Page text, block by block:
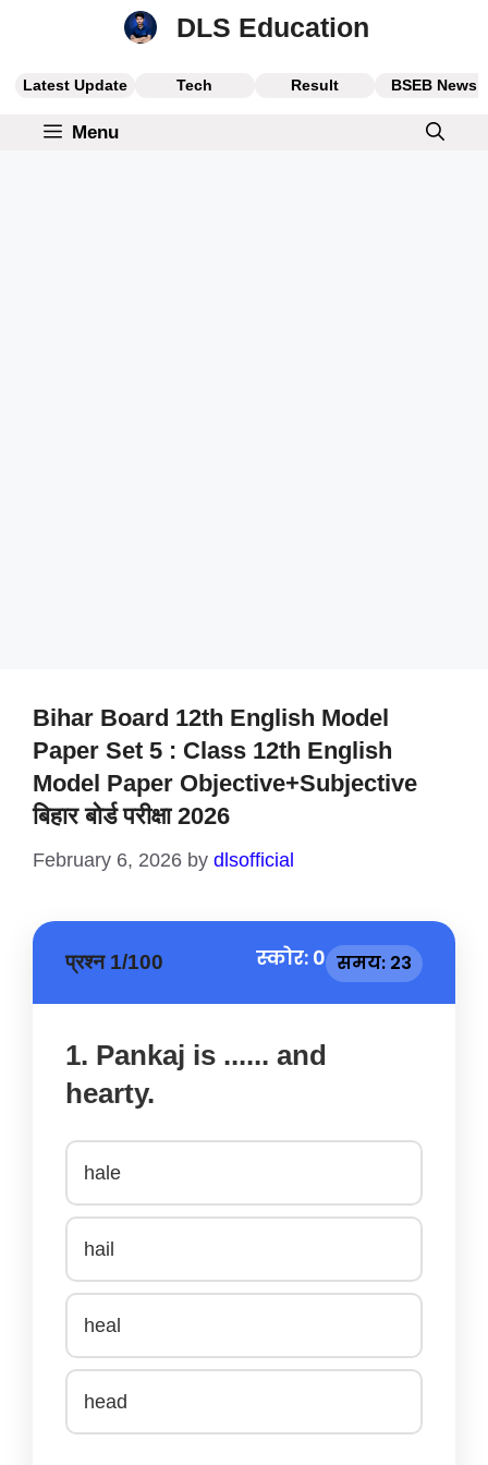
DLS Education
Latest Update Tech Result BSEB News
Menu
Bihar Board 12th English Model
Paper Set 5 : Class 12th English
Model Paper Objective+Subjective
बिहार बोर्ड परीक्षा 2026
February 6, 2026 by dlsofficial
प्रश्न 1/100 स्कोर: 0 समय: 23
1. Pankaj is ...... and
hearty.
hale
hail
heal
head